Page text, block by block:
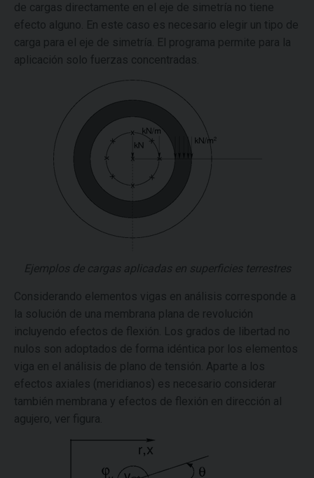
de cargas directamente en el eje de simetría no tiene
efecto alguno. En este caso es necesario elegir un tipo de
carga para el eje de simetría. El programa permite para la
aplicación solo fuerzas concentradas.
Ejemplos de cargas aplicadas en superficies terrestres
Considerando elementos vigas en análisis corresponde a
la solución de una membrana plana de revolución
incluyendo efectos de flexión. Los grados de libertad no
nulos son adoptados de forma idéntica por los elementos
viga en el análisis de plano de tensión. Aparte a los
efectos axiales (meridianos) es necesario considerar
también membrana y efectos de flexión en dirección al
agujero, ver figura.